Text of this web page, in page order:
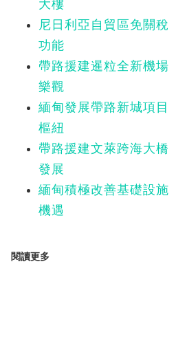
大樓
尼日利亞自貿區免關
功能
帶路援建暹粒全新機
樂觀
緬甸發展帶路新城項
樞紐
帶路援建文萊跨海大
發展
緬甸積極改善基礎設
機遇
閱讀更多